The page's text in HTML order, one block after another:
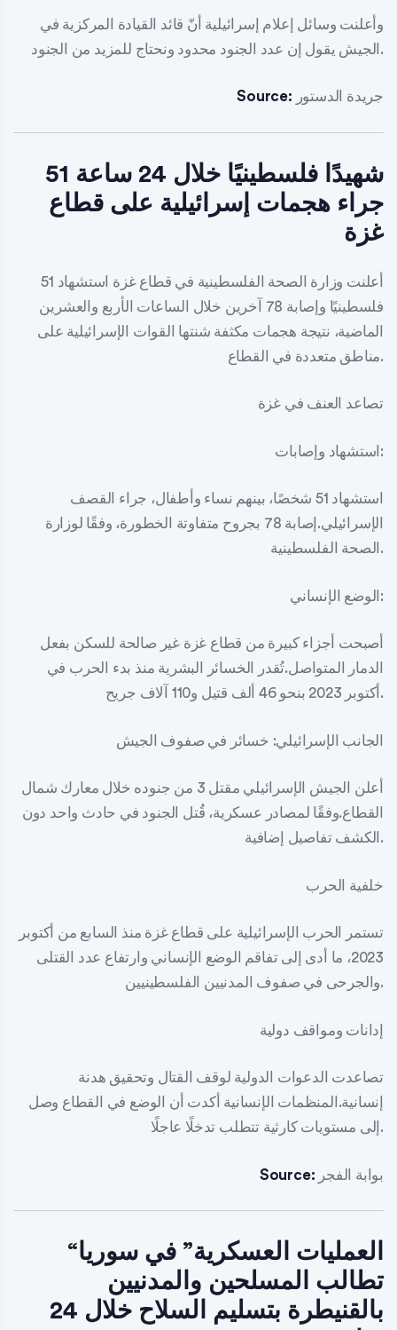
وأعلنت وسائل إعلام إسرائيلية أنّ قائد القيادة المركزية في
الجيش يقول إن عدد الجنود محدود ونحتاج للمزيد من الجنود.
Source: جريدة الدستور
51 شهيدًا فلسطينيًا خلال 24 ساعة
جراء هجمات إسرائيلية على قطاع
غزة
أعلنت وزارة الصحة الفلسطينية في قطاع غزة استشهاد 51
فلسطينيًا وإصابة 78 آخرين خلال الساعات الأربع والعشرين
الماضية، نتيجة هجمات مكثفة شنتها القوات الإسرائيلية على
مناطق متعددة في القطاع.
تصاعد العنف في غزة
استشهاد وإصابات:
استشهاد 51 شخصًا، بينهم نساء وأطفال، جراء القصف
الإسرائيلي.إصابة 78 بجروح متفاوتة الخطورة، وفقًا لوزارة
الصحة الفلسطينية.
الوضع الإنساني:
أصبحت أجزاء كبيرة من قطاع غزة غير صالحة للسكن بفعل
الدمار المتواصل.تُقدر الخسائر البشرية منذ بدء الحرب في
أكتوبر 2023 بنحو 46 ألف قتيل و110 آلاف جريح.
الجانب الإسرائيلي: خسائر في صفوف الجيش
أعلن الجيش الإسرائيلي مقتل 3 من جنوده خلال معارك شمال
القطاع.وفقًا لمصادر عسكرية، قُتل الجنود في حادث واحد دون
الكشف تفاصيل إضافية.
خلفية الحرب
تستمر الحرب الإسرائيلية على قطاع غزة منذ السابع من أكتوبر
2023، ما أدى إلى تفاقم الوضع الإنساني وارتفاع عدد القتلى
والجرحى في صفوف المدنيين الفلسطينيين.
إدانات ومواقف دولية
تصاعدت الدعوات الدولية لوقف القتال وتحقيق هدنة
إنسانية.المنظمات الإنسانية أكدت أن الوضع في القطاع وصل
إلى مستويات كارثية تتطلب تدخلًا عاجلًا.
Source: بوابة الفجر
“العمليات العسكرية” في سوريا
تطالب المسلحين والمدنيين
بالقنيطرة بتسليم السلاح خلال 24